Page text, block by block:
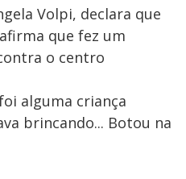
Volpi, declara que
que fez um
o centro
alguma criança
brincando... Botou na